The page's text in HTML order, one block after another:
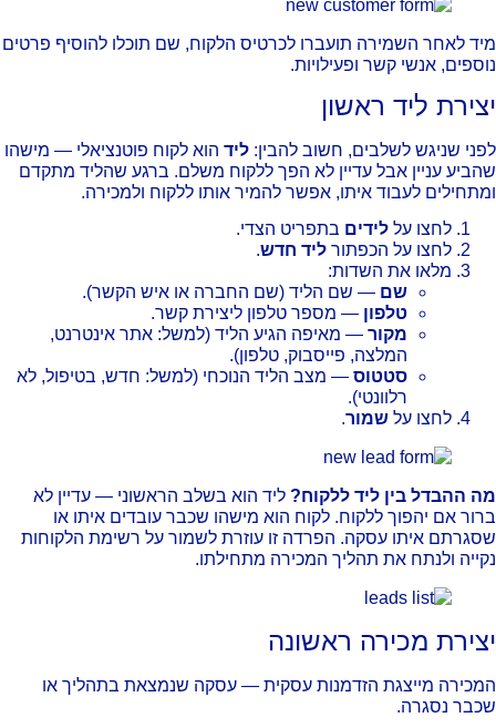
לאחר השמירה תועברו לכרטיס הלקוח, שם תוכלו להוסיף פרטים
אנשי קשר ופעילויות.
ליד ראשון
שניגש לשלבים, חשוב להבין:לידהוא לקוח פוטנציאלי — מישהו
עניין אבל עדיין לא הפך ללקוח משלם. ברגע שהליד מתקדם
לעבוד איתו, אפשר להמיר אותו ללקוח ולמכירה.
לחצו עללידיםבתפריט הצדי.
לחצו על הכפתורליד חדש.
מלאו את השדות:
שם— שם הליד (שם החברה או איש הקשר).
טלפון— מספר טלפון ליצירת קשר.
מקור— מאיפה הגיע הליד (למשל: אתר אינטרנט,
המלצה, פייסבוק, טלפון).
סטטוס— מצב הליד הנוכחי (למשל: חדש, בטיפול, לא
רלוונטי).
לחצו עלשמור.
ההבדל בין ליד ללקוח?ליד הוא בשלב הראשוני — עדיין לא
אם יהפוך ללקוח. לקוח הוא מישהו שכבר עובדים איתו או
איתו עסקה. הפרדה זו עוזרת לשמור על רשימת הלקוחות
ולנתח את תהליך המכירה מתחילתו.
מכירה ראשונה
מייצגת הזדמנות עסקית — עסקה שנמצאת בתהליך או
נסגרה.